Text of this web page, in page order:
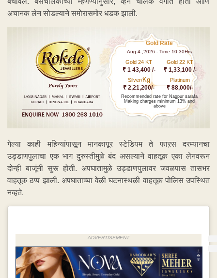
अचानक लेन सोडल्याने समोरासमोर धडक झाली.
Gold Rate
Aug 4 ,2026 - Time 10.30Hrs
Gold 24 KT
₹ 1 43,400 /-
Gold 22 KT
₹ 1,33,100 /-
Silver/Kg
₹ 2,21,200/-
Platinum
₹ 88,000/-
Recommended rate for Nagpur sarafa
Making charges minimum 13% and
above
गेल्या काही महिन्यांपासून मानकापूर स्टेडियम ते फाऱस दरम्यानचा
उड्डाणपुलाचा एक भाग दुरुस्तीमुळे बंद असल्याने वाहतूक एका लेनवरून
दोन्ही बाजूंनी सुरू होती. अपघातामुळे उड्डाणपुलावर जवळपास तासभर
वाहतूक ठप्प झाली. अपघाताच्या वेळी घटनास्थळी वाहतूक पोलिस उपस्थित
नव्हते.
ADVERTISEMENT